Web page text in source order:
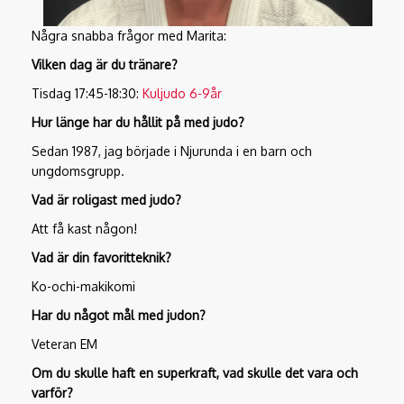
Några snabba frågor med Marita:
Vilken dag är du tränare?
Tisdag 17:45-18:30: Kuljudo 6-9år
Hur länge har du hållit på med judo?
Sedan 1987, jag började i Njurunda i en barn och
ungdomsgrupp.
Vad är roligast med judo?
Att få kast någon!
Vad är din favoritteknik?
Ko-ochi-makikomi
Har du något mål med judon?
Veteran EM
Om du skulle haft en superkraft, vad skulle det vara och
varför?